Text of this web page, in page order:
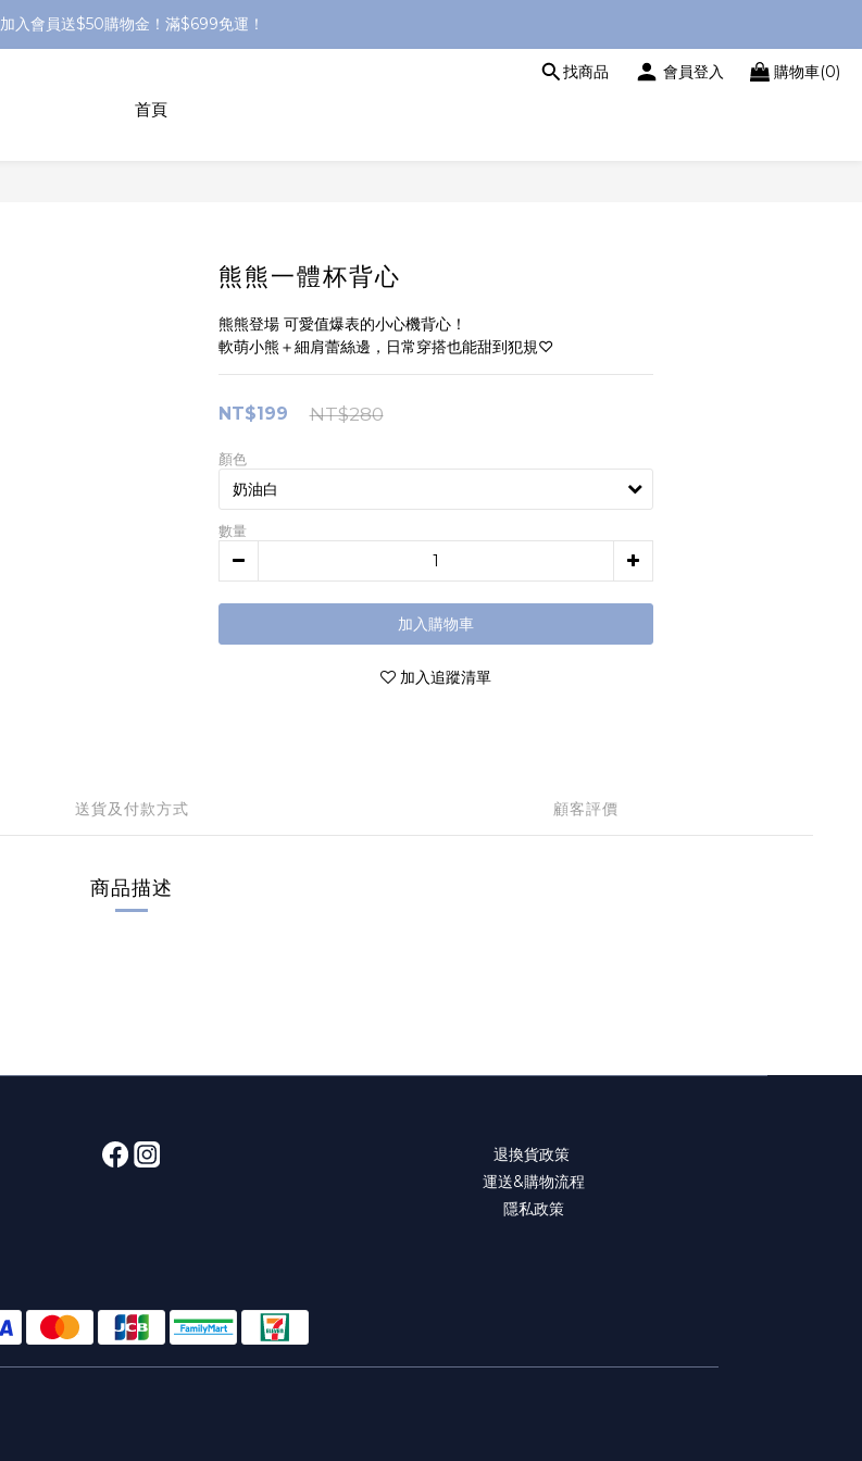
加入會員送$50購物金！滿$699免運！
加入會員送$50購物金！滿$699免運！
加入會員送$50購物金！滿$699免運！
找商品 會員登入 購物車(0)
首頁
熊熊一體杯背心
熊熊登場 可愛值爆表的小心機背心！
軟萌小熊＋細肩蕾絲邊，日常穿搭也能甜到犯規♡
NT$199 NT$280
顏色
數量
加入購物車
加入追蹤清單
送貨及付款方式 顧客評價
商品描述
退換貨政策
運送&購物流程
隱私政策